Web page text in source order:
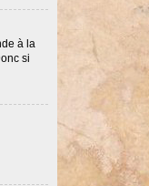
à la
si